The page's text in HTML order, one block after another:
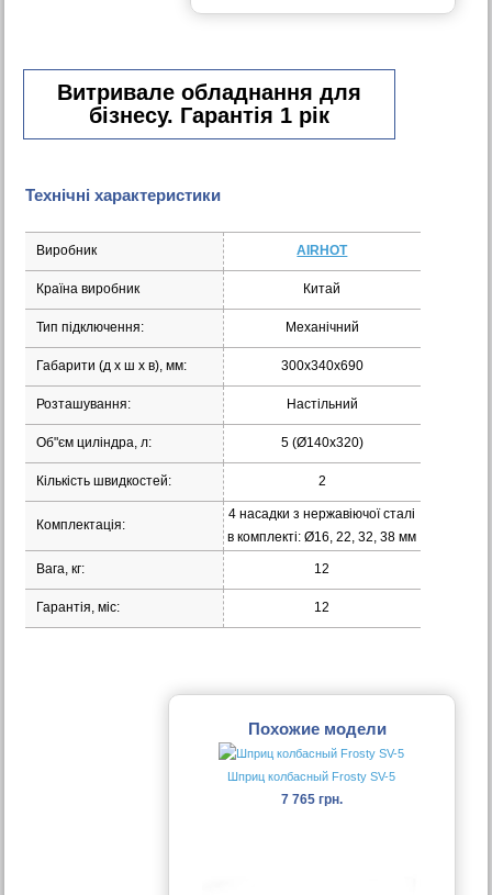
Витривале обладнання для
бізнесу. Гарантія 1 рік
Технічні характеристики
Виробник AIRHOT
Країна виробник Китай
Тип підключення: Механічний
Габарити (д х ш х в), мм: 300х340х690
Розташування: Настільний
Об"єм циліндра, л: 5 (Ø140х320)
Кількість швидкостей: 2
Комплектація:
4 насадки з нержавіючої сталі
в комплекті: Ø16, 22, 32, 38 мм
Вага, кг: 12
Гарантія, міс: 12
Похожие модели
Шприц колбасный Frosty SV-5
7 765 грн.